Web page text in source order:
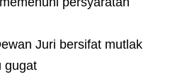
Juri bersifat mutlak
gugat